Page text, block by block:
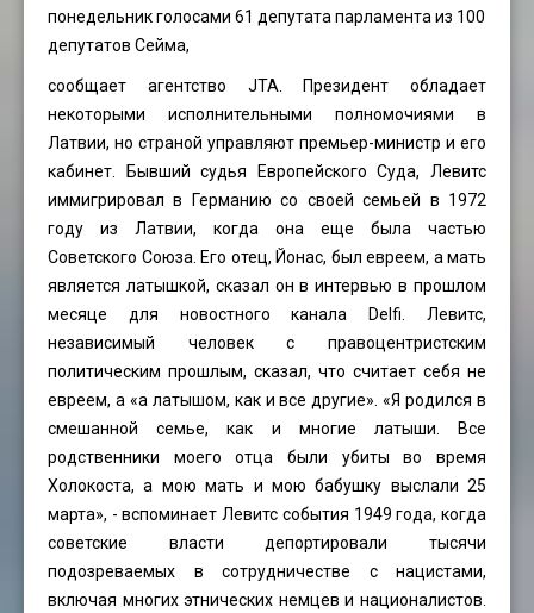
понедельник голосами 61 депутата парламента из 100
депутатов Сейма,
сообщает агентство JTA. Президент обладает
некоторыми исполнительными полномочиями в
Латвии, но страной управляют премьер-министр и его
кабинет. Бывший судья Европейского Суда, Левитс
иммигрировал в Германию со своей семьей в 1972
году из Латвии, когда она еще была частью
Советского Союза. Его отец, Йонас, был евреем, а мать
является латышкой, сказал он в интервью в прошлом
месяце для новостного канала Delfi. Левитс,
независимый человек с правоцентристским
политическим прошлым, сказал, что считает себя не
евреем, а «а латышом, как и все другие». «Я родился в
смешанной семье, как и многие латыши. Все
родственники моего отца были убиты во время
Холокоста, а мою мать и мою бабушку выслали 25
марта», - вспоминает Левитс события 1949 года, когда
советские власти депортировали тысячи
подозреваемых в сотрудничестве с нацистами,
включая многих этнических немцев и националистов.